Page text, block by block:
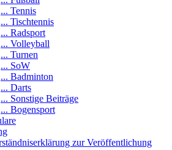
... Tennis
... Tischtennis
... Radsport
... Volleyball
... Turnen
... SoW
... Badminton
... Darts
... Sonstige Beiträge
... Bogensport
zur Veröffentlichung